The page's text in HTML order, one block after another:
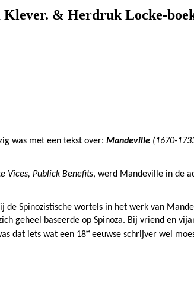
Klever. & Herdruk Locke-
was met een tekst over: Mandeville (1670-
Vices, Publick Benefits, werd Mandeville in de
de Spinozistische wortels in het werk van
geheel baseerde op Spinoza. Bij vriend en
dat iets wat een 18e eeuwse schrijver wel